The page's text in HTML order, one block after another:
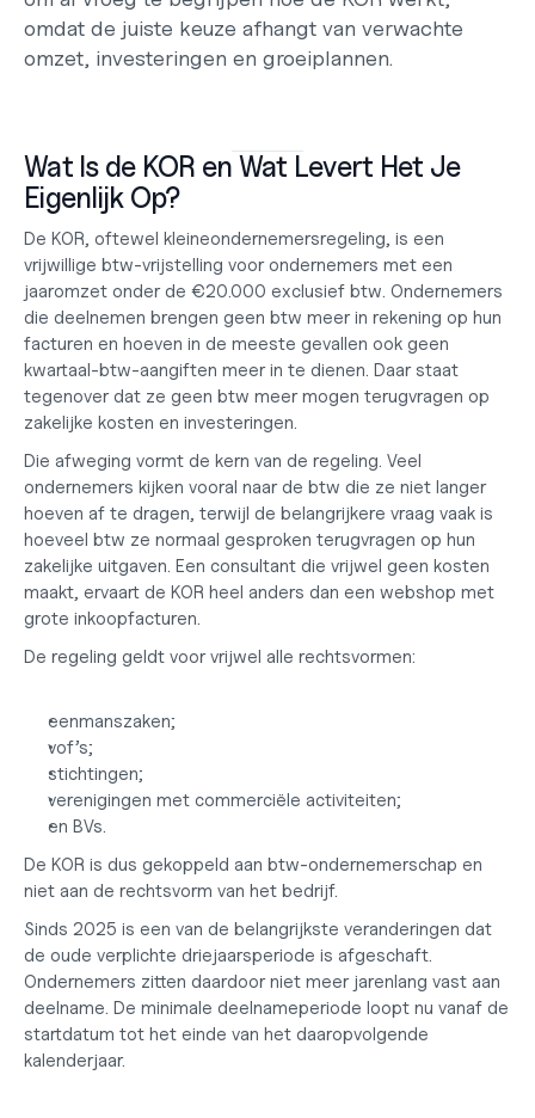
omdat de juiste keuze afhangt van verwachte
omzet, investeringen en groeiplannen.
Wat Is de KOR en Wat Levert Het Je
Eigenlijk Op?
De KOR, oftewel kleineondernemersregeling, is een
vrijwillige btw-vrijstelling voor ondernemers met een
jaaromzet onder de €20.000 exclusief btw. Ondernemers
die deelnemen brengen geen btw meer in rekening op hun
facturen en hoeven in de meeste gevallen ook geen
kwartaal-btw-aangiften meer in te dienen. Daar staat
tegenover dat ze geen btw meer mogen terugvragen op
zakelijke kosten en investeringen.
Die afweging vormt de kern van de regeling. Veel
ondernemers kijken vooral naar de btw die ze niet langer
hoeven af te dragen, terwijl de belangrijkere vraag vaak is
hoeveel btw ze normaal gesproken terugvragen op hun
zakelijke uitgaven. Een consultant die vrijwel geen kosten
maakt, ervaart de KOR heel anders dan een webshop met
grote inkoopfacturen.
De regeling geldt voor vrijwel alle rechtsvormen:
eenmanszaken;
vof’s;
stichtingen;
verenigingen met commerciële activiteiten;
en BVs.
De KOR is dus gekoppeld aan btw-ondernemerschap en
niet aan de rechtsvorm van het bedrijf.
Sinds 2025 is een van de belangrijkste veranderingen dat
de oude verplichte driejaarsperiode is afgeschaft.
Ondernemers zitten daardoor niet meer jarenlang vast aan
deelname. De minimale deelnameperiode loopt nu vanaf de
startdatum tot het einde van het daaropvolgende
kalenderjaar.